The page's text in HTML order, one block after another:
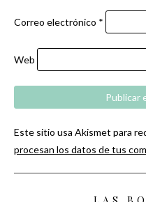
Correo electrónico *
Web
Este sitio usa Akismet para
procesan los datos de tus